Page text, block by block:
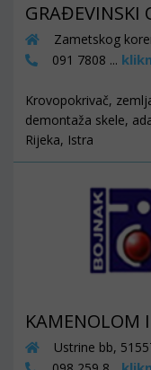
GRAĐEVINSKI
Zametskog
091 7808 ...
Krovopokrivač,
demontaža skele,
Rijeka, Istra
KAMENOLOM
Ustrine bb,